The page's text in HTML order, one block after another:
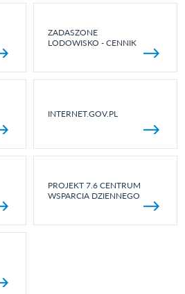
ZADASZONE
LODOWISKO - CENNIK
INTERNET.GOV.PL
PROJEKT 7.6 CENTRUM
WSPARCIA DZIENNEGO